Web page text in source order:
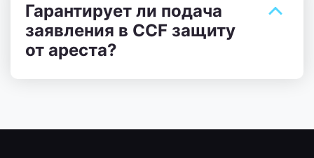
Гарантирует ли подача
заявления в CCF защиту
от ареста?